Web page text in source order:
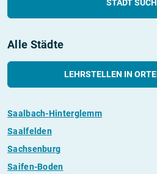
STADT
Alle Städte
LEHRSTELLEN IN
Saalbach-Hinterglemm
Saalfelden
Sachsenburg
Saifen-Boden